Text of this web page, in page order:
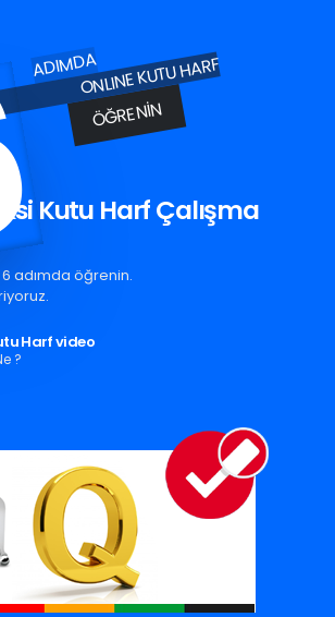
ADIMDAONLINE KUTU HARF
ÖĞRENIN
Kutu Harf Çalışma
6 adımda öğrenin.
Harf video
?